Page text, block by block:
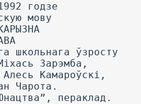
годзе
мову
школьнага ўзросту
Зарэмба,
Камароўскі,
Чарота.
пераклад.